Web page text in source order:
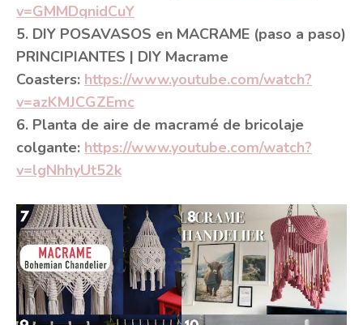
v=GMMDqnidCuY
5. DIY POSAVASOS en MACRAME (paso a paso)
PRINCIPIANTES | DIY Macrame
Coasters: https://www.youtube.com/watch?
v=azKMJCGZEmc
6. Planta de aire de macramé de bricolaje
colgante: https://www.youtube.com/watch?
v=lgNhhyUt52k